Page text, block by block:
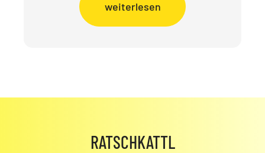
weiterlesen
RATSCHKATTL